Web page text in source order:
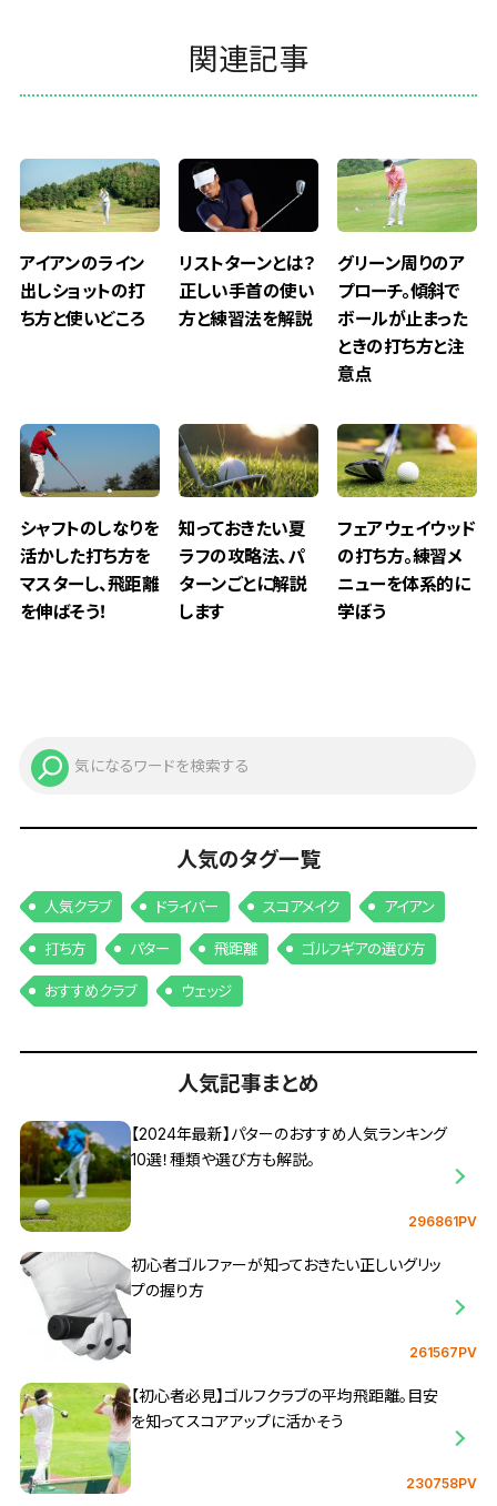
関連記事
アイアンのライン
出しショットの打
ち方と使いどころ
リストターンとは？
正しい手首の使い
方と練習法を解説
グリーン周りのア
プローチ。傾斜で
ボールが止まった
ときの打ち方と注
意点
シャフトのしなりを
活かした打ち方を
マスターし、飛距離
を伸ばそう！
知っておきたい夏
ラフの攻略法、パ
ターンごとに解説
します
フェアウェイウッド
の打ち方。練習メ
ニューを体系的に
学ぼう
人気のタグ一覧
人気クラブ ドライバー スコアメイク アイアン
打ち方 パター 飛距離 ゴルフギアの選び方
おすすめクラブ ウェッジ
人気記事まとめ
【2024年最新】パターのおすすめ人気ランキング
10選！種類や選び方も解説。
296861PV
初心者ゴルファーが知っておきたい正しいグリッ
プの握り方
261567PV
【初心者必見】ゴルフクラブの平均飛距離。目安
を知ってスコアアップに活かそう
230758PV